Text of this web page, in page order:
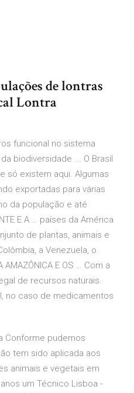
de lontras
Lontra
funcional no sistema
biodiversidade ... O Brasil
só existem aqui. Algumas
exportadas para várias
da população e até
E A … países da América
de plantas, animais e
a Venezuela, o
E OS … Com a
de recursos naturais.
no caso de medicamentos
Conforme pudemos
tem sido aplicada aos
animais e vegetais em
um Técnico Lisboa -